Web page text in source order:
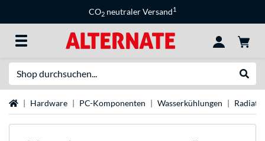
CO2 neutraler Versand1
StartseiteHardware PC-Komponenten Wasserkühlungen